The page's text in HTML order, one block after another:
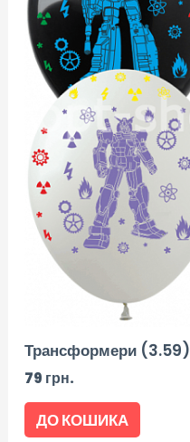
Трансформери (3.59)
79 грн.
ДО КОШИКА